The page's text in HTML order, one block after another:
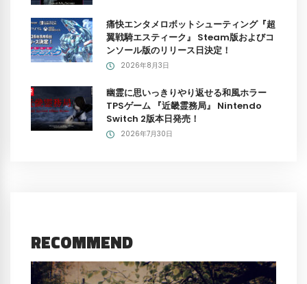
痛快エンタメロボットシューティング『超
翼戦騎エスティーク』 Steam版およびコ
ンソール版のリリース日決定！
2026年8月3日
幽霊に思いっきりやり返せる和風ホラー
TPSゲーム 『近畿霊務局』 Nintendo
Switch 2版本日発売！
2026年7月30日
RECOMMEND